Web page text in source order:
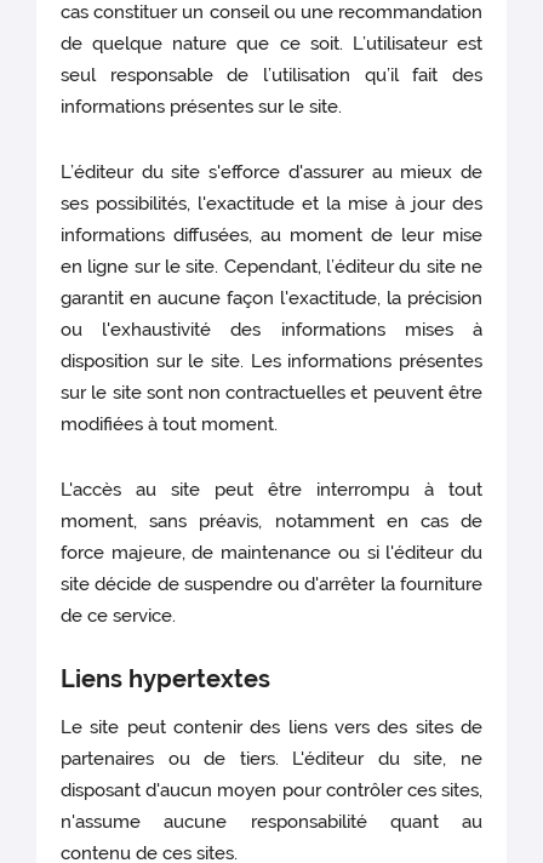
cas constituer un conseil ou une recommandation
de quelque nature que ce soit. L’utilisateur est
seul responsable de l’utilisation qu’il fait des
informations présentes sur le site.
L’éditeur du site s'efforce d'assurer au mieux de
ses possibilités, l'exactitude et la mise à jour des
informations diffusées, au moment de leur mise
en ligne sur le site. Cependant, l’éditeur du site ne
garantit en aucune façon l'exactitude, la précision
ou l'exhaustivité des informations mises à
disposition sur le site. Les informations présentes
sur le site sont non contractuelles et peuvent être
modifiées à tout moment.
L'accès au site peut être interrompu à tout
moment, sans préavis, notamment en cas de
force majeure, de maintenance ou si l'éditeur du
site décide de suspendre ou d'arrêter la fourniture
de ce service.
Liens hypertextes
Le site peut contenir des liens vers des sites de
partenaires ou de tiers. L'éditeur du site, ne
disposant d'aucun moyen pour contrôler ces sites,
n'assume aucune responsabilité quant au
contenu de ces sites.